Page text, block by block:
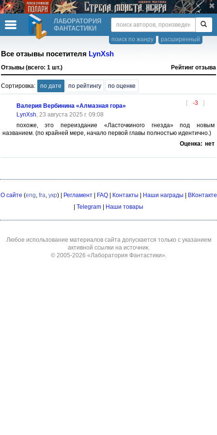
ЛАБОРАТОРИЯ
ФАНТАСТИКИ
расширенный
поиск по жанру
Все отзывы посетителя LynXsh
Отзывы (всего: 1 шт.) Рейтинг отзыва
Сортировка: по дате по рейтингу по оценке
[ -3 ]
Валерия Вербинина «Алмазная гора»
LynXsh, 23 августа 2025 г. 09:08
похоже, это переиздание «Ласточкиного гнезда» под новым
названием. (по крайней мере, начало первой главы полностью идентично.)
Оценка: нет
О сайте (eng, fra, укр) | Регламент| FAQ| Контакты Наши награды
ВКонтакте
Telegram Наши товары
Любое использование материалов сайта допускается только с указанием
активной ссылки на источник.
© 2005-2026 «Лаборатория Фантастики».